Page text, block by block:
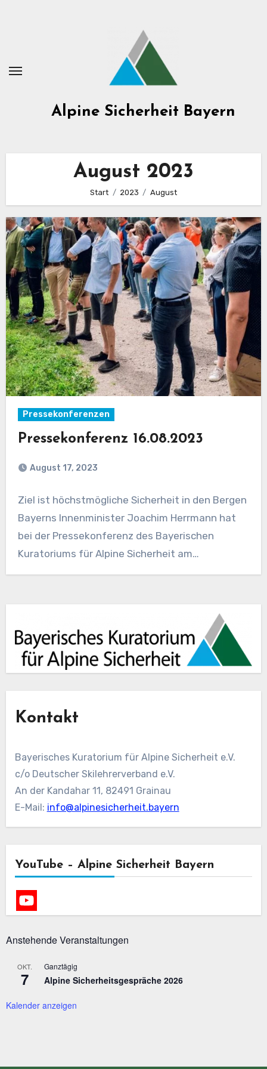
Alpine Sicherheit Bayern
August 2023
Start 2023 August
Pressekonferenzen
Pressekonferenz 16.08.2023
August 17, 2023
Ziel ist höchstmögliche Sicherheit in den Bergen
Bayerns Innenminister Joachim Herrmann hat
bei der Pressekonferenz des Bayerischen
Kuratoriums für Alpine Sicherheit am…
Kontakt
Bayerisches Kuratorium für Alpine Sicherheit e.V.
c/o Deutscher Skilehrerverband e.V.
An der Kandahar 11, 82491 Grainau
E-Mail: info@alpinesicherheit.bayern
YouTube – Alpine Sicherheit Bayern
Anstehende Veranstaltungen
OKT.
7
Ganztägig
Alpine Sicherheitsgespräche 2026
Kalender anzeigen